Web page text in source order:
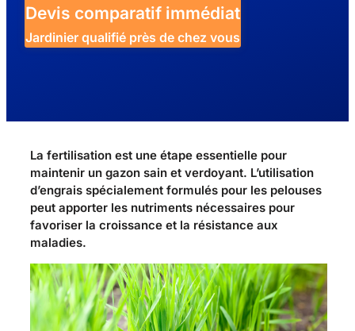
Devis comparatif immédiat
Jardinier qualifié près de chez vous
La fertilisation est une étape essentielle pour
maintenir un gazon sain et verdoyant. L’utilisation
d’engrais spécialement formulés pour les pelouses
peut apporter les nutriments nécessaires pour
favoriser la croissance et la résistance aux
maladies.